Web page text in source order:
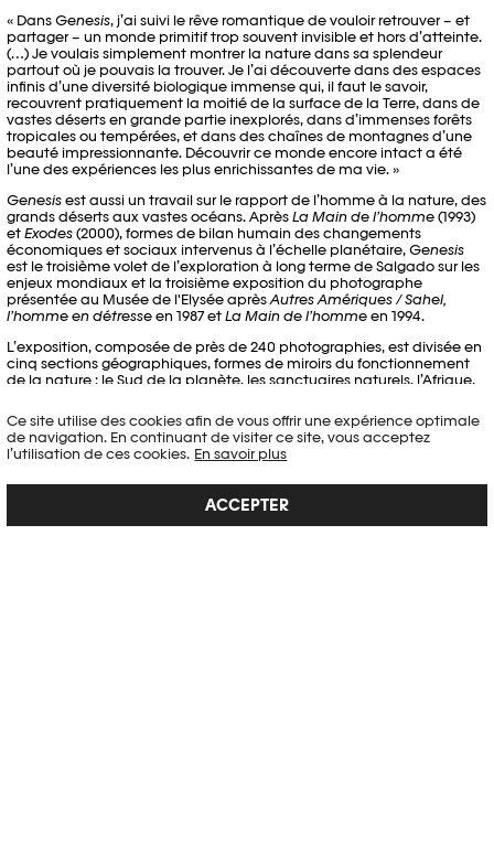
Ce site utilise des cookies afin de vous offrir une expérience optimale
de navigation. En continuant de visiter ce site, vous acceptez
l’utilisation de ces cookies. En savoir plus
ACCEPTER
« DansGenesis, j’ai suivi le rêve romantique de vouloir retrouver – et
partager – un monde primitif trop souvent invisible et hors d’atteinte.
(…) Je voulais simplement montrer la nature dans sa splendeur
partout où je pouvais la trouver. Je l’ai découverte dans des espaces
infinis d’une diversité biologique immense qui, il faut le savoir,
recouvrent pratiquement la moitié de la surface de la Terre, dans de
vastes déserts en grande partie inexplorés, dans d’immenses forêts
tropicales ou tempérées, et dans des chaînes de montagnes d’une
beauté impressionnante. Découvrir ce monde encore intact a été
l’une des expériences les plus enrichissantes de ma vie. »
Genesis est aussi un travail sur le rapport de l’homme à la nature, des
grands déserts aux vastes océans. AprèsLa Main de l’homme (1993)
etExodes (2000), formes de bilan humain des changements
économiques et sociaux intervenus à l’échelle planétaire,Genesis
est le troisième volet de l’exploration à long terme de Salgado sur les
enjeux mondiaux et la troisième exposition du photographe
présentée au Musée de l'Elysée aprèsAutres Amériques / Sahel,
l’homme en détresse en 1987 etLa Main de l’homme en 1994.
L’exposition, composée de près de 240 photographies, est divisée en
cinq sections géographiques, formes de miroirs du fonctionnement
de la nature : le Sud de la planète, les sanctuaires naturels, l’Afrique,
également le monde et sont présentées en parallèle au Musée de
l'Elysée, à Paris et à São Paulo, après avoir fait escale à Londres,
Toronto, Rome et Rio de Janeiro.
Musée de l'Elysée reçoit le soutien de Ferring Pharmaceuticals,
Holdigaz SA, la Loterie Romande et PKB Privatbank.